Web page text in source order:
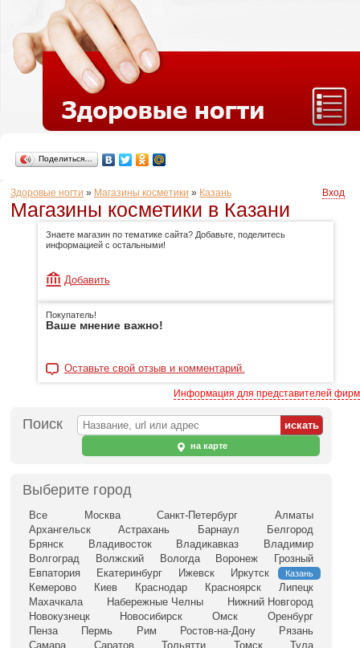
Поделиться…
Здоровые ногти » Магазины косметики » Казань Вход
Магазины косметики в Казани
Знаете магазин по тематике сайта? Добавьте, поделитесь
информацией с остальными!
Добавить
Покупатель!
Ваше мнение важно!
Оставьте свой отзыв и комментарий.
Информация для представителей фирм
Поиск
на карте
Выберите город
Все Москва Санкт-Петербург
Алматы
Архангельск
Астрахань Барнаул
Белгород
Брянск
Владивосток Владикавказ
Владимир
Волгоград
Волжский Вологда Воронеж
Грозный
Евпатория
Екатеринбург Ижевск Иркутск Казань
Кемерово Киев Краснодар Красноярск
Липецк
Махачкала
Набережные Челны
Нижний Новгород
Новокузнецк
Новосибирск Омск
Оренбург
Пенза
Пермь Рим Ростов-на-Дону
Рязань
Самара
Саратов Тольятти Томск
Тула